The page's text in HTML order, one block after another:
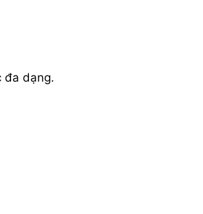
đa dạng.